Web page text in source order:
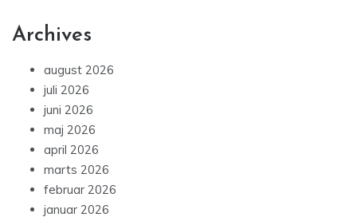
Archives
august 2026
juli 2026
juni 2026
maj 2026
april 2026
marts 2026
februar 2026
januar 2026